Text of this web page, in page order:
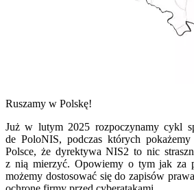
Ruszamy w Polskę!
Już w lutym 2025 rozpoczynamy cykl
de PoloNIS, podczas których
Polsce, że dyrektywa NIS2 to nic
z nią mierzyć. Opowiemy o tym jak za
możemy dostosować się do zapisów